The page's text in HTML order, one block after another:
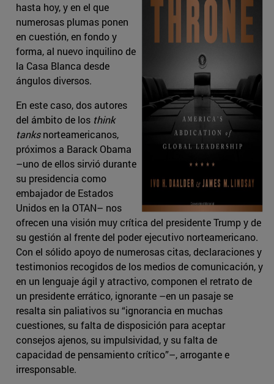
hasta hoy, y en el que
numerosas plumas ponen
en cuestión, en fondo y
forma, al nuevo inquilino de
la Casa Blanca desde
ángulos diversos.
En este caso, dos autores
del ámbito de los think
tanksnorteamericanos,
próximos a Barack Obama
–uno de ellos sirvió durante
su presidencia como
embajador de Estados
Unidos en la OTAN– nos
ofrecen una visión muy crítica del presidente Trump y de
su gestión al frente del poder ejecutivo norteamericano.
Con el sólido apoyo de numerosas citas, declaraciones y
testimonios recogidos de los medios de comunicación, y
en un lenguaje ágil y atractivo, componen el retrato de
un presidente errático, ignorante –en un pasaje se
resalta sin paliativos su “ignorancia en muchas
cuestiones, su falta de disposición para aceptar
consejos ajenos, su impulsividad, y su falta de
capacidad de pensamiento crítico”–, arrogante e
irresponsable.